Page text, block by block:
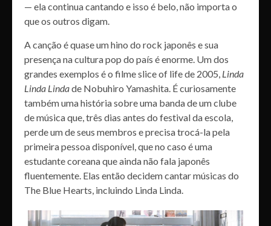
— ela continua cantando e isso é belo, não importa o
que os outros digam.
A canção é quase um hino do rock japonês e sua
presença na cultura pop do país é enorme. Um dos
grandes exemplos é o filme slice of life de 2005, Linda
Linda Lindade Nobuhiro Yamashita. É curiosamente
também uma história sobre uma banda de um clube
de música que, três dias antes do festival da escola,
perde um de seus membros e precisa trocá-la pela
primeira pessoa disponível, que no caso é uma
estudante coreana que ainda não fala japonês
fluentemente. Elas então decidem cantar músicas do
The Blue Hearts, incluindo Linda Linda.